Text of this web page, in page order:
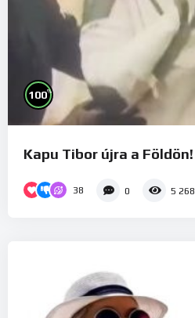
100%
Kapu Tibor újra a Földön!
38 0 5 268